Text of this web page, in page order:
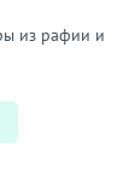
из рафии и